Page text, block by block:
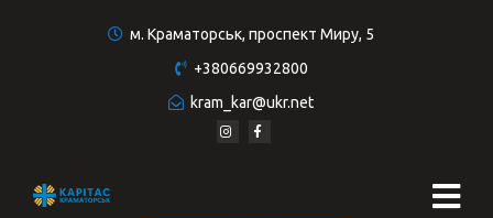
м. Краматорськ, проспект Миру, 5
+380669932800
kram_kar@ukr.net